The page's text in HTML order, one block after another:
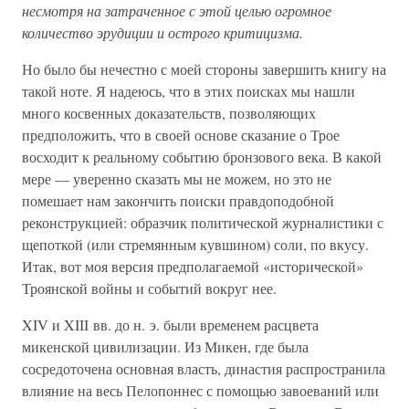
несмотря на затраченное с этой целью огромное
количество эрудиции и острого критицизма.
Но было бы нечестно с моей стороны завершить книгу на
такой ноте. Я надеюсь, что в этих поисках мы нашли
много косвенных доказательств, позволяющих
предположить, что в своей основе сказание о Трое
восходит к реальному событию бронзового века. В какой
мере — уверенно сказать мы не можем, но это не
помешает нам закончить поиски правдоподобной
реконструкцией: образчик политической журналистики с
щепоткой (или стремянным кувшином) соли, по вкусу.
Итак, вот моя версия предполагаемой «исторической»
Троянской войны и событий вокруг нее.
XIV и XIII вв. до н. э. были временем расцвета
микенской цивилизации. Из Микен, где была
сосредоточена основная власть, династия распространила
влияние на весь Пелопоннес с помощью завоеваний или